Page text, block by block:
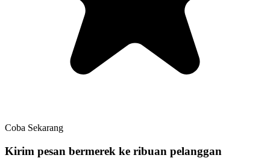
Coba Sekarang
Kirim pesan bermerek ke ribuan pelanggan